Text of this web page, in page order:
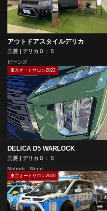
アウトドアスタイルデリカ
三菱 | デリカＤ：５
ビーンズ
東京オートサロン2022
DELICA D5 WARLOCK
三菱 | デリカＤ：５
Mclimb Weed
東京オートサロン2020